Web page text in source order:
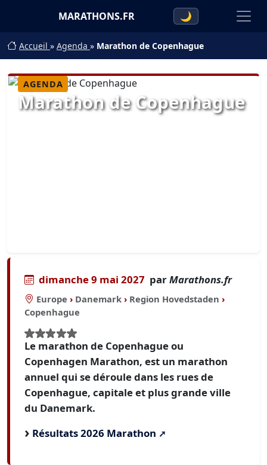
MARATHONS.FR 🌙
Accueil » Agenda » Marathon de Copenhague
AGENDA
Marathon de Copenhague
dimanche 9 mai 2027 parMarathons.fr
Europe › Danemark › Region Hovedstaden ›
Copenhague
Le marathon de Copenhague ou
Copenhagen Marathon, est un marathon
annuel qui se déroule dans les rues de
Copenhague, capitale et plus grande ville
du Danemark.
Résultats 2026 Marathon